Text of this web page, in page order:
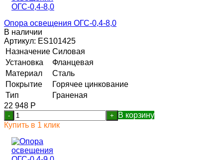
Опора освещения ОГС-0,4-8,0
В наличии
Артикул: ES101425
Назначение Силовая
Установка
Фланцевая
Материал
Сталь
Покрытие
Горячее цинкование
Тип
Граненая
22 948 Р
- +
В корзину
Купить в 1 клик